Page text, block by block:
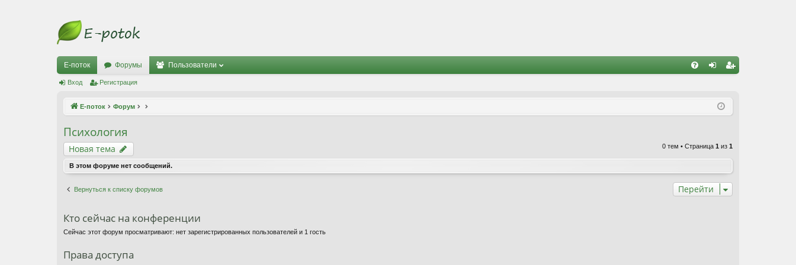
Е-поток Форумы Пользователи
ис
Вход Регистрация
Е-поток Форум
Психология
Новая тема 0 тем • Страница 1 из 1
В этом форуме нет сообщений.
Вернуться к списку форумов Перейти
Кто сейчас на конференции
Сейчас этот форум просматривают: нет зарегистрированных пользователей и 1 гость
Права доступа